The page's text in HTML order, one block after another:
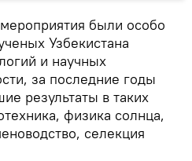
были особо
Узбекистана
и научных
за последние годы
результаты в таких
физика солнца,
селекция